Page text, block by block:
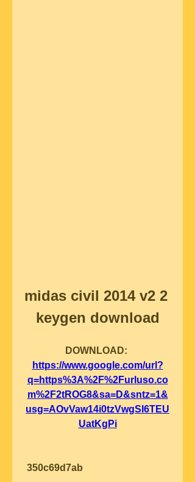
midas civil 2014 v2 2
keygen download
https://www.google.com/url?
q=https%3A%2F%2Furluso.co
m%2F2tROG8&sa=D&sntz=1&
usg=AOvVaw14i0tzVwgSI6TEU
UatKgPi
350c69d7ab